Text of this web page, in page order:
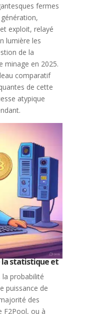
fermes
génération,
exploit, relayé
lumière les
de la
minage en 2025.
comparatif
de cette
atypique
la statistique et
la probabilité
puissance de
des
F2Pool, ou à